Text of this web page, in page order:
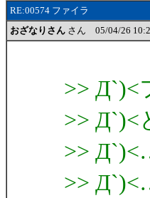
RE:00574 ファイラ
おざなりさん さん 05/04/26
>> Д`)<
>> Д`)<
>>
>>